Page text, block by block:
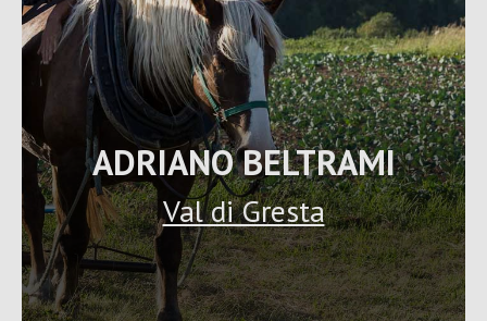
ADRIANO BELTRAMI
Val di Gresta